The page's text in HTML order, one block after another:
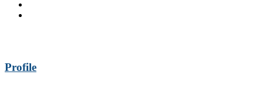
Profile